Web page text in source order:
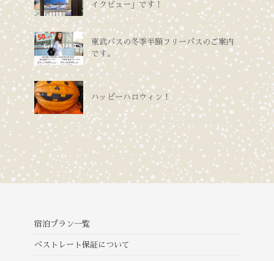
イクビュー」です！
東武バスの冬季半額フリーパスのご案内
です。
ハッピーハロウィン！
宿泊プラン一覧
ベストレート保証について